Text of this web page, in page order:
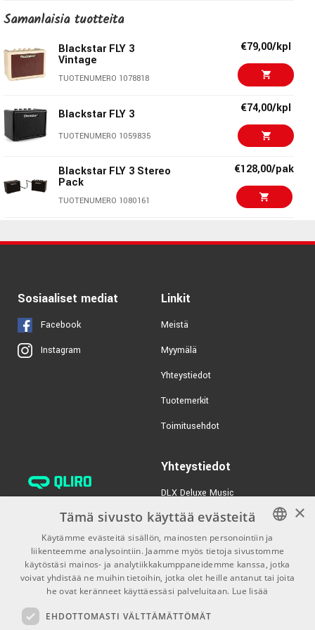
Blackstar FLY 3
Vintage
Amp
TUOTENUMERO 1005955
Marshall MS4 Micro
Stack
Samanlaisia ​​tuotteita
Blackstar FLY 3
Vintage
TUOTENUMERO 1078818
€79,00/kpl
Blackstar FLY 3
TUOTENUMERO 1059835
€74,00/kpl
Blackstar FLY 3 Stereo
Pack
TUOTENUMERO 1080161
€128,00/pak
Vintage Stereo Pack
Blackstar FLY 3
Bluetooth Charge
TUOTENUMERO 1080039
Sosiaaliset mediat
Facebook
Instagram
Linkit
Meistä
Myymälä
Yhteystiedot
Tuotemerkit
Toimitusehdot
Yhteystiedot
DLX Deluxe Music
verkkokaupan asiakaspalvelu:
tilaus@dlxmusic.fi
Puh: 0207 282240 (arkisin klo
13-17)
Puh: 0207 282250 (myymälä)
00580 Helsinki
FINNISH
FINNISH
×
Tämä sivusto käyttää evästeitä
Käytämme evästeitä sisällön, mainosten personointiin ja
liikenteemme analysointiin. Jaamme myös tietoja sivustomme
käytöstäsi mainos- ja analytiikkakumppaneidemme kanssa, jotka
voivat yhdistää ne muihin tietoihin, jotka olet heille antanut tai joita
he ovat keränneet käyttäessäsi palveluitaan. Lue lisää
EHDOTTOMASTI VÄLTTÄMÄTTÖMÄT